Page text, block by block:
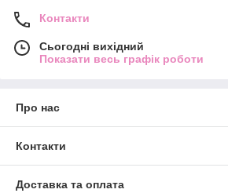
Контакти
Сьогодні вихідний
Показати весь графік роботи
Про нас
Контакти
Доставка та оплата